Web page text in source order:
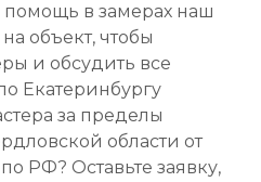
в замерах наш
объект, чтобы
и обсудить все
Екатеринбургу
за пределы
области от
РФ? Оставьте заявку,